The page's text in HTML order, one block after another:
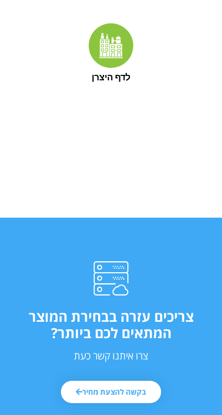
לדף היצרן
צריכים עזרה בבחירת המוצר
המתאים לכם ביותר?
צרו איתנו קשר כעת
בקשה להצעת מחיר